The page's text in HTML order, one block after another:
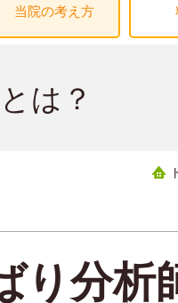
当院の考え方
は？
り分析